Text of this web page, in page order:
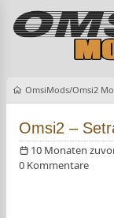
OmsiMods Omsi2
Omsi2 –
10 Monaten
0 Kommentare